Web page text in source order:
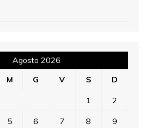
Agosto 2026
M G V S D
1 2
5 6 7 8 9